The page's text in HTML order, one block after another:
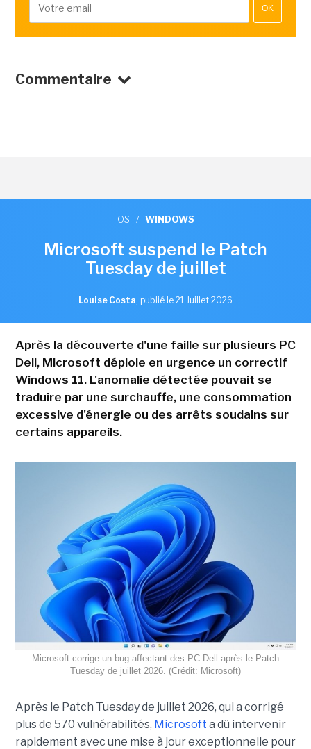
OK
Commentaire
OS / WINDOWS
Microsoft suspend le Patch
Tuesday de juillet
Louise Costa, publié le 21 Juillet 2026
Après la découverte d'une faille sur plusieurs PC
Dell, Microsoft déploie en urgence un correctif
Windows 11. L'anomalie détectée pouvait se
traduire par une surchauffe, une consommation
excessive d'énergie ou des arrêts soudains sur
certains appareils.
Microsoft corrige un bug affectant des PC Dell après le Patch
Tuesday de juillet 2026. (Crédit: Microsoft)
Après le Patch Tuesday de juillet 2026, qui a corrigé
plus de 570 vulnérabilités, Microsoft a dû intervenir
rapidement avec une mise à jour exceptionnelle pour